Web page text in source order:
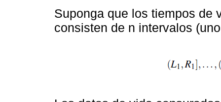
Suponga que los tiempos de
consisten de n intervalos